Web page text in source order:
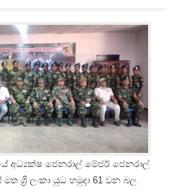
අධ්‍යක්ෂ ජෙනරාල් මේජර් ජෙනරාල්
ශ්‍රි ලංකා යුධ හමුදා 61 වන බල